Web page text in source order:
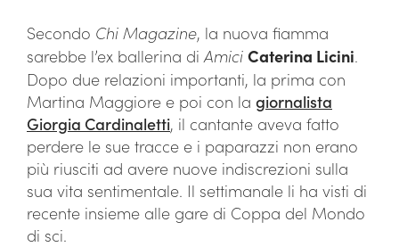
Secondo Chi Magazine, la nuova fiamma
sarebbe l’ex ballerina diAmici Caterina Licini.
Dopo due relazioni importanti, la prima con
Martina Maggiore e poi con la giornalista
Giorgia Cardinaletti, il cantante aveva fatto
perdere le sue tracce e i paparazzi non erano
più riusciti ad avere nuove indiscrezioni sulla
sua vita sentimentale. Il settimanale li ha visti di
recente insieme alle gare di Coppa del Mondo
di sci.